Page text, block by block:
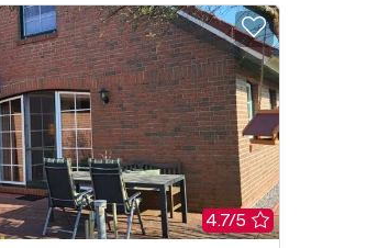
4.7/5 Bewertung
Zur